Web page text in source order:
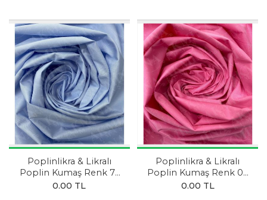
Poplinlikra & Likralı
Poplin Kumaş Renk 71
BEBEK MAVİSİ
0.00 TL
Poplinlikra & Likralı
Poplin Kumaş Renk 02
AÇIK PEMBE
0.00 TL